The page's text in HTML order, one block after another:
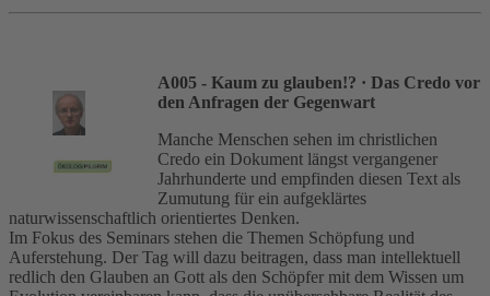
A005 - Kaum zu glauben!? · Das Credo vor
den Anfragen der Gegenwart
Manche Menschen sehen im christlichen
Credo ein Dokument längst vergangener
Jahrhunderte und empfinden diesen Text als
Zumutung für ein aufgeklärtes
naturwissenschaftlich orientiertes Denken.
Im Fokus des Seminars stehen die Themen Schöpfung und
Auferstehung. Der Tag will dazu beitragen, dass man intellektuell
redlich den Glauben an Gott als den Schöpfer mit dem Wissen um